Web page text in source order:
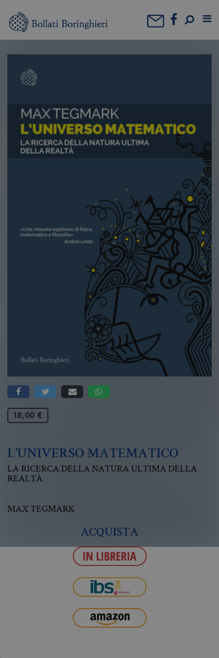
18,00 €
L’UNIVERSO MATEMATICO
LA RICERCA DELLA NATURA ULTIMA DELLA
REALTÀ
MAX TEGMARK
ACQUISTA